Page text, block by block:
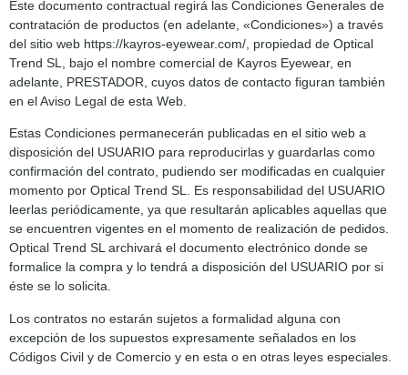
Este documento contractual regirá las Condiciones Generales de
contratación de productos (en adelante, «Condiciones») a través
del sitio web https://kayros-eyewear.com/, propiedad de Optical
Trend SL, bajo el nombre comercial de Kayros Eyewear, en
adelante, PRESTADOR, cuyos datos de contacto figuran también
en el Aviso Legal de esta Web.
Estas Condiciones permanecerán publicadas en el sitio web a
disposición del USUARIO para reproducirlas y guardarlas como
confirmación del contrato, pudiendo ser modificadas en cualquier
momento por Optical Trend SL. Es responsabilidad del USUARIO
leerlas periódicamente, ya que resultarán aplicables aquellas que
se encuentren vigentes en el momento de realización de pedidos.
Optical Trend SL archivará el documento electrónico donde se
formalice la compra y lo tendrá a disposición del USUARIO por si
éste se lo solicita.
Los contratos no estarán sujetos a formalidad alguna con
excepción de los supuestos expresamente señalados en los
Códigos Civil y de Comercio y en esta o en otras leyes especiales.